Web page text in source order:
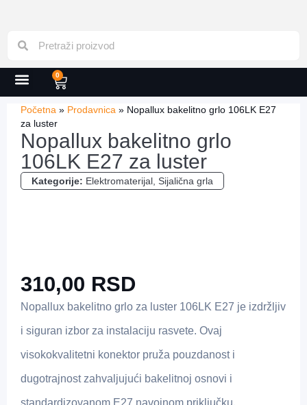
0
Početna » Prodavnica » Nopallux bakelitno grlo 106LK E27
za luster
Nopallux bakelitno grlo
106LK E27 za luster
Kategorije: Elektromaterijal Sijalična grla
310,00 RSD
Nopallux bakelitno grlo za luster 106LK E27 je izdržljiv
i siguran izbor za instalaciju rasvete. Ovaj
visokokvalitetni konektor pruža pouzdanost i
dugotrajnost zahvaljujući bakelitnoj osnovi i
standardizovanom E27 navojnom priključku.